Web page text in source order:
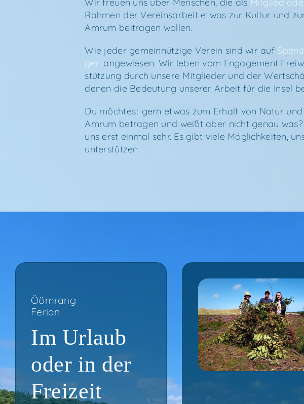
Rah­men der Ver­eins­ar­beit etwas zur Kul­tur und
Amrum bei­tra­gen wollen.
Wie jeder gemein­nüt­zi­ge Ver­ein sind wir auf
gen ange­wie­sen. Wir leben vom Enga­ge­ment
stüt­zung durch unse­re Mit­glie­der und der
denen die Bedeu­tung unse­rer Arbeit für die Insel
Du möch­test gern etwas zum Erhalt von Natur
Amrum betra­gen und weißt aber nicht genau
uns erst ein­mal sehr. Es gibt vie­le Mög­lich­kei­ten,
unterstützen:
Ööm­rang
Feri­an
Im Urlaub
oder in der
Frei­zeit